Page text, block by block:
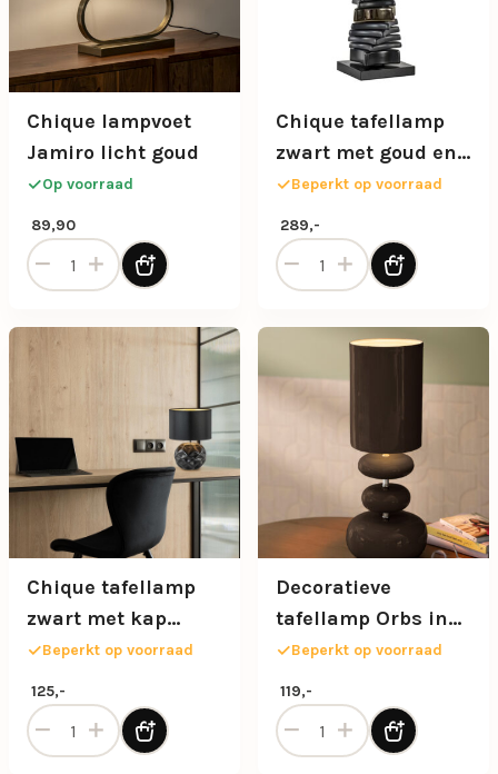
Chique lampvoet
Jamiro licht goud
Op voorraad
89,90
Chique lampvoet Jamiro licht goud aantal
Chique tafellamp
zwart met goud en
rechthoekige kap
Beperkt op voorraad
289,-
Chique tafellamp zwart
Chique tafellamp
zwart met kap
zwart/goud
Beperkt op voorraad
125,-
Chique tafellamp zwart met kap zwart/goud aantal
Decoratieve
tafellamp Orbs in
donkerbruin
glazuur
Beperkt op voorraad
119,-
Decoratieve tafellamp